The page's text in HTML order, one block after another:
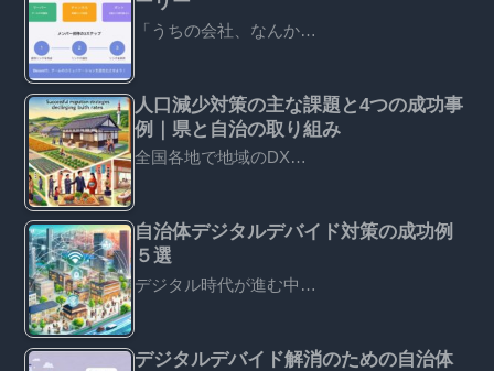
「うちの会社、なんか…
人口減少対策の主な課題と4つの成功事
例｜県と自治の取り組み
全国各地で地域のDX…
自治体デジタルデバイド対策の成功例
５選
デジタル時代が進む中…
デジタルデバイド解消のための自治体